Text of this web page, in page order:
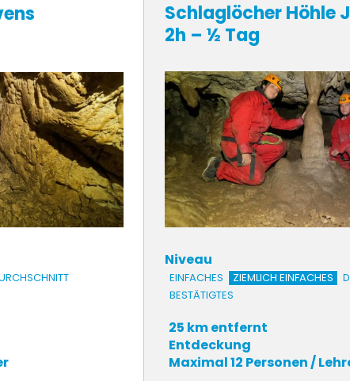
Schlaglöcher Höhle
2h – ½ Tag
Niveau
EINFACHES ZIEMLICH EINFACHES
BESTÄTIGTES
25 km entfernt
Entdeckung
Maximal 12 Personen /